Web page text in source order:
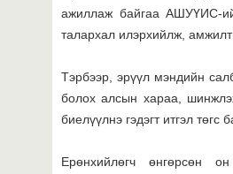
ажиллаж байгаа АШУҮИС-
талархал илэрхийлж, амжилт
Тэрбээр, эрүүл мэндийн
болох алсын хараа,
биелүүлнэ гэдэгт итгэл төгс
Ерөнхийлөгч өнгөрсөн